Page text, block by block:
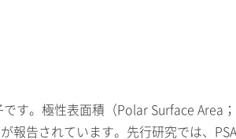
す。極性表面積（Polar Surface Area
報告されています。先行研究では、